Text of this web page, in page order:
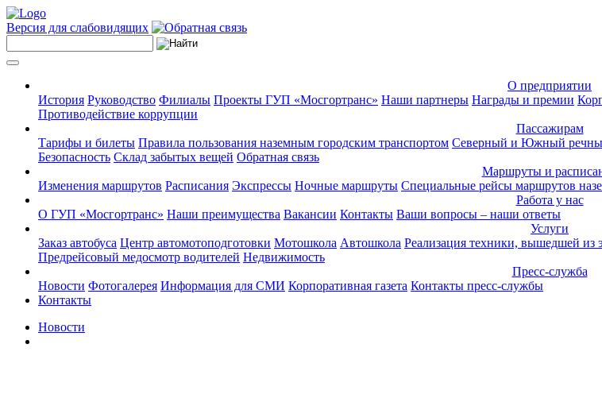
Версия для слабовидящих
О предприятии
История Руководство Филиалы Проекты ГУП «Мосгортранс» Наши партнеры Награды и премии
Противодействие коррупции
Пассажирам
Тарифы и билеты Правила пользования наземным городским транспортом Северный и Южный
Безопасность Склад забытых вещей Обратная связь
Маршруты и
Изменения маршрутов Расписания Экспрессы Ночные маршруты Специальные рейсы маршрутов
Работа у нас
О ГУП «Мосгортранс» Наши преимущества Вакансии Контакты Ваши вопросы – наши ответы
Услуги
Заказ автобуса Центр автомотоподготовки Мотошкола Автошкола Реализация техники, вышедшей из
Предрейсовый медосмотр водителей Недвижимость
Пресс-служба
Новости Фотогалерея Информация для СМИ Корпоративная газета Контакты пресс-службы
Контакты
Новости